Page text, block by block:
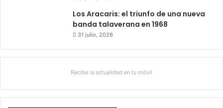
Los Aracaris: el triunfo de una nueva
banda talaverana en 1968
31 julio, 2026
Recibe la actualidad en tu móvil